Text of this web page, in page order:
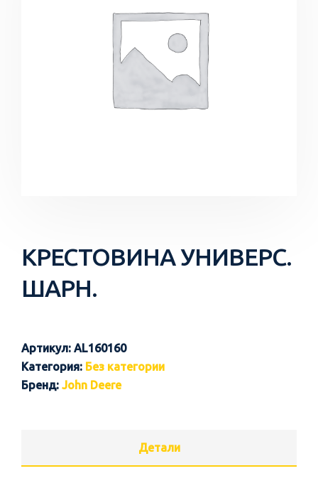
КРЕСТОВИНА УНИВЕРС.
ШАРН.
Артикул: AL160160
Категория: Без категории
Бренд: John Deere
Детали